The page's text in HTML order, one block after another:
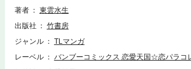
著者
東雲水生
出版社
竹書房
ジャンル
TLマンガ
レーベル
バンブーコミックス 恋愛天国☆恋パラコ